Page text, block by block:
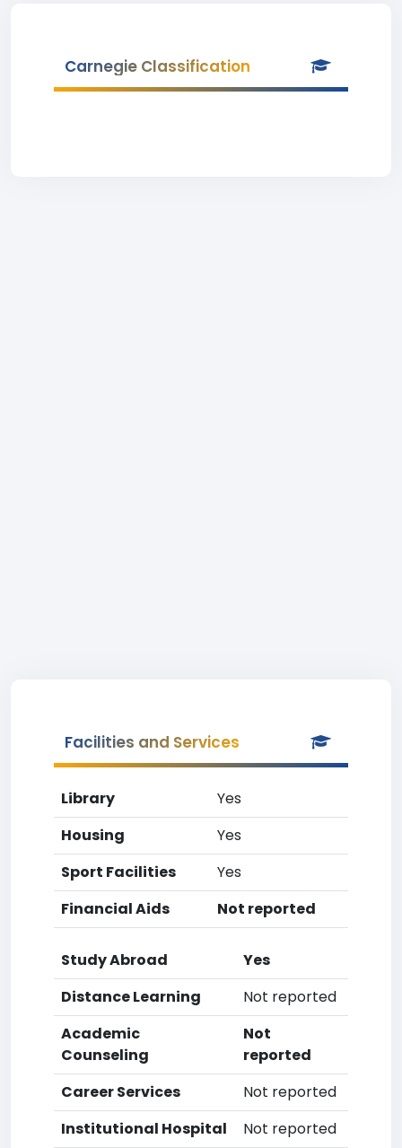
Carnegie Classification
Facilities and Services
Library
Yes
Housing
Yes
Sport Facilities
Yes
Financial Aids
Not reported
Study Abroad
Yes
Distance Learning
Not reported
Academic
Counseling
Not
reported
Career Services
Not reported
Institutional Hospital
Not reported